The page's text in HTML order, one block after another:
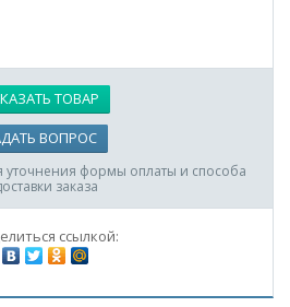
ТОВАР
ВОПРОС
уточнения формы оплаты и способа
заказа
ссылкой: